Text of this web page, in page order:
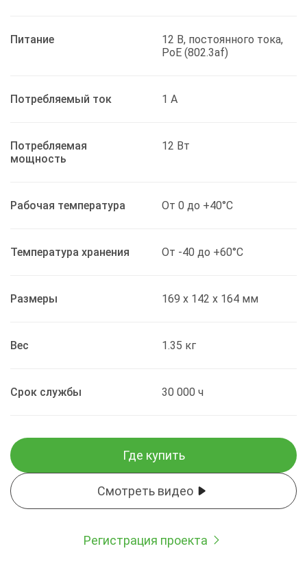
Питание
12 В, постоянного тока,
PoE (802.3af)
Потребляемый ток 1 А
Потребляемая
мощность
12 Вт
Рабочая температура От 0 до +40°C
Температура хранения От -40 до +60°C
Размеры 169 x 142 x 164 мм
Вес 1.35 кг
Срок службы 30 000 ч
Где купить
Смотреть видео
Регистрация проекта